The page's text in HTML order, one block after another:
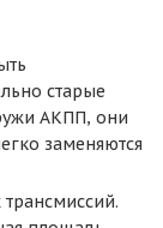
старые
АКПП, они
заменяются